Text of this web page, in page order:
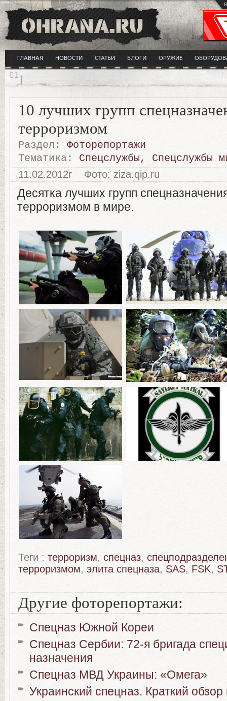
ГЛАВНАЯ НОВОСТИ СТАТЬИ БЛОГИ ОРУЖИЕ
10 лучших групп
терроризмом
Раздел:
Фоторепортажи
Тематика:
Спецслужбы, Спецслужбы
11.02.2012г Фото: ziza.qip.ru
Десятка лучших групп
терроризмом в мире.
Теги : терроризм, спецназ,
терроризмом, элита спецназа, SAS, FSK,
Другие фоторепортажи:
Спецназ Южной Кореи
Спецназ Сербии: 72-я бригада
назначения
Спецназ МВД Украины: «Омега»
Украинский спецназ. Краткий